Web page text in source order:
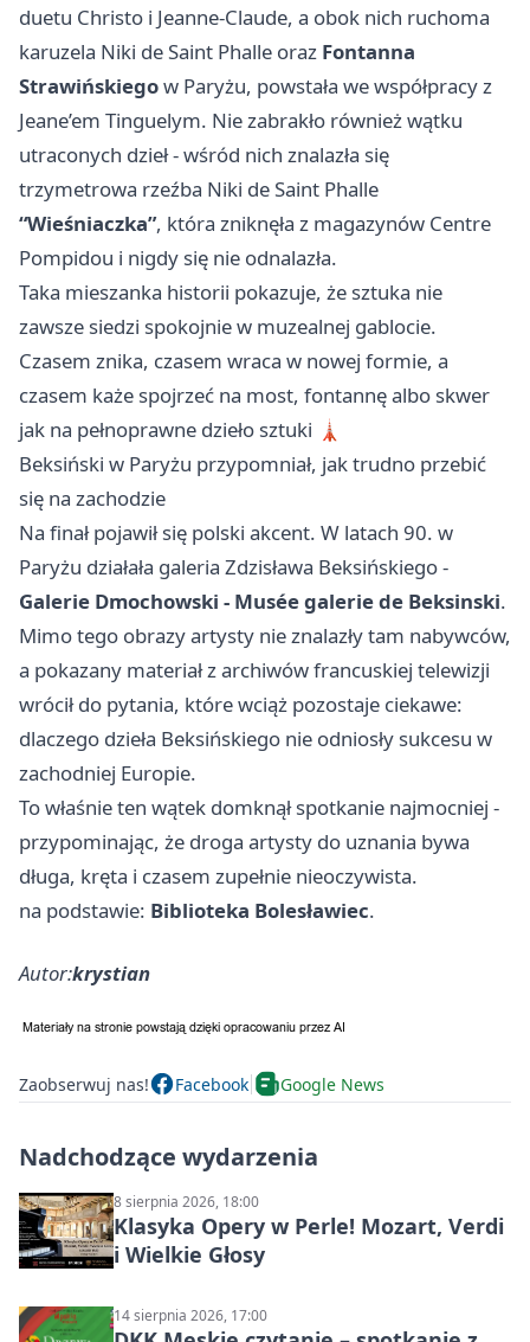
duetu Christo i Jeanne-Claude, a obok nich ruchoma
karuzela Niki de Saint Phalle oraz Fontanna
Strawińskiegow Paryżu, powstała we współpracy z
Jeane’em Tinguelym. Nie zabrakło również wątku
utraconych dzieł - wśród nich znalazła się
trzymetrowa rzeźba Niki de Saint Phalle
“Wieśniaczka”, która zniknęła z magazynów Centre
Pompidou i nigdy się nie odnalazła.
Taka mieszanka historii pokazuje, że sztuka nie
zawsze siedzi spokojnie w muzealnej gablocie.
Czasem znika, czasem wraca w nowej formie, a
czasem każe spojrzeć na most, fontannę albo skwer
jak na pełnoprawne dzieło sztuki 🗼
Beksiński w Paryżu przypomniał, jak trudno przebić
się na zachodzie
Na finał pojawił się polski akcent. W latach 90. w
Paryżu działała galeria Zdzisława Beksińskiego -
Galerie Dmochowski - Musée galerie de Beksinski.
Mimo tego obrazy artysty nie znalazły tam nabywców,
a pokazany materiał z archiwów francuskiej telewizji
wrócił do pytania, które wciąż pozostaje ciekawe:
dlaczego dzieła Beksińskiego nie odniosły sukcesu w
zachodniej Europie.
To właśnie ten wątek domknął spotkanie najmocniej -
przypominając, że droga artysty do uznania bywa
długa, kręta i czasem zupełnie nieoczywista.
na podstawie: Biblioteka Bolesławiec.
Autor:krystian
Zaobserwuj nas! Facebook Google News
Nadchodzące wydarzenia
8 sierpnia 2026, 18:00
Klasyka Opery w Perle! Mozart, Verdi
i Wielkie Głosy
14 sierpnia 2026, 17:00